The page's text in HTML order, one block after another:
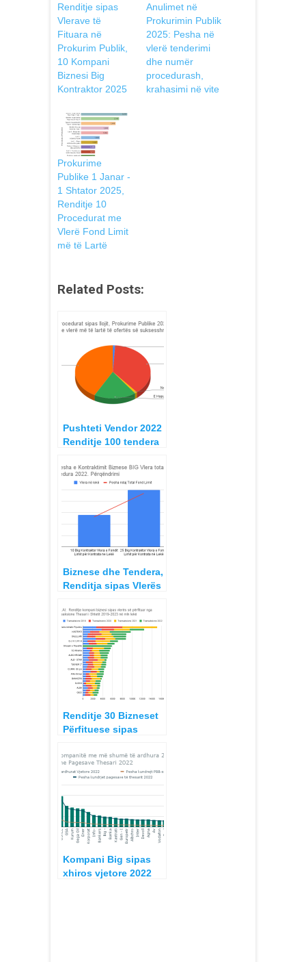
Renditje sipas
Vlerave të
Fituara në
Prokurim Publik,
10 Kompani
Biznesi Big
Kontraktor 2025
Anulimet në
Prokurimin Publik
2025: Pesha në
vlerë tenderimi
dhe numër
procedurash,
krahasimi në vite
Prokurime
Publike 1 Janar -
1 Shtator 2025,
Renditje 10
Procedurat me
Vlerë Fond Limit
më të Lartë
Related Posts:
Pushteti Vendor 2022
Renditje 100 tendera
dhe bizneset
kontraktore
Biznese dhe Tendera,
Renditja sipas Vlerës
Fituara 2022
Renditje 30 Bizneset
Përfituese sipas
nga Thesari i Shtetit
2019-2022
Kompani Big sipas
xhiros vjetore 2022